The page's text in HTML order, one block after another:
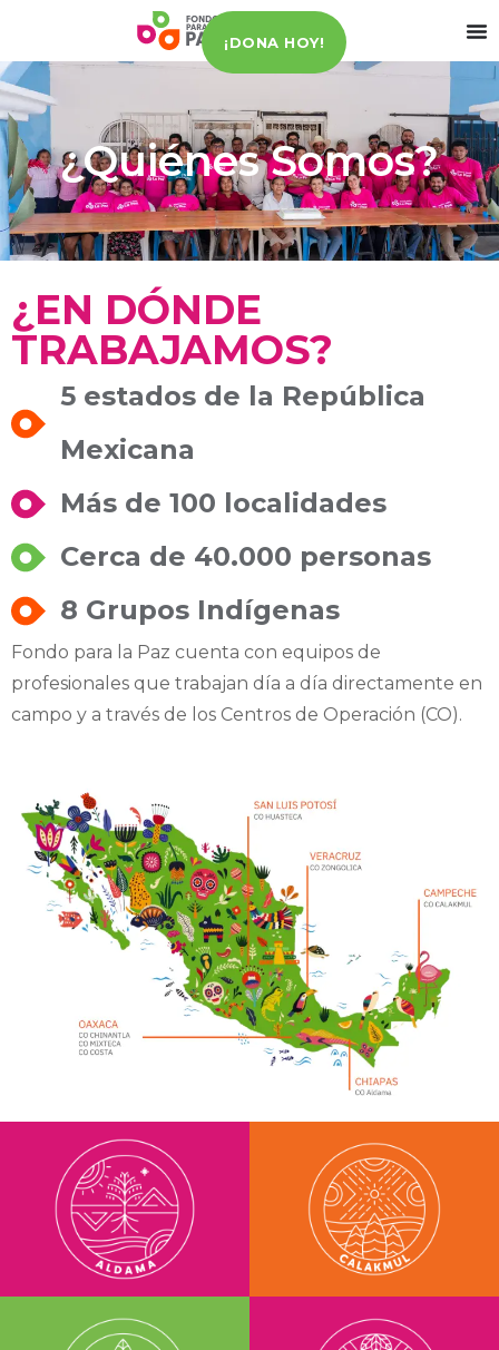
¡DONA HOY!
¿Quiénes Somos?
¿EN DÓNDE
TRABAJAMOS?
5 estados de la República
Mexicana
Más de 100 localidades
Cerca de 40.000 personas
8 Grupos Indígenas
Fondo para la Paz cuenta con equipos de
profesionales que trabajan día a día directamente en
campo y a través de los Centros de Operación (CO).